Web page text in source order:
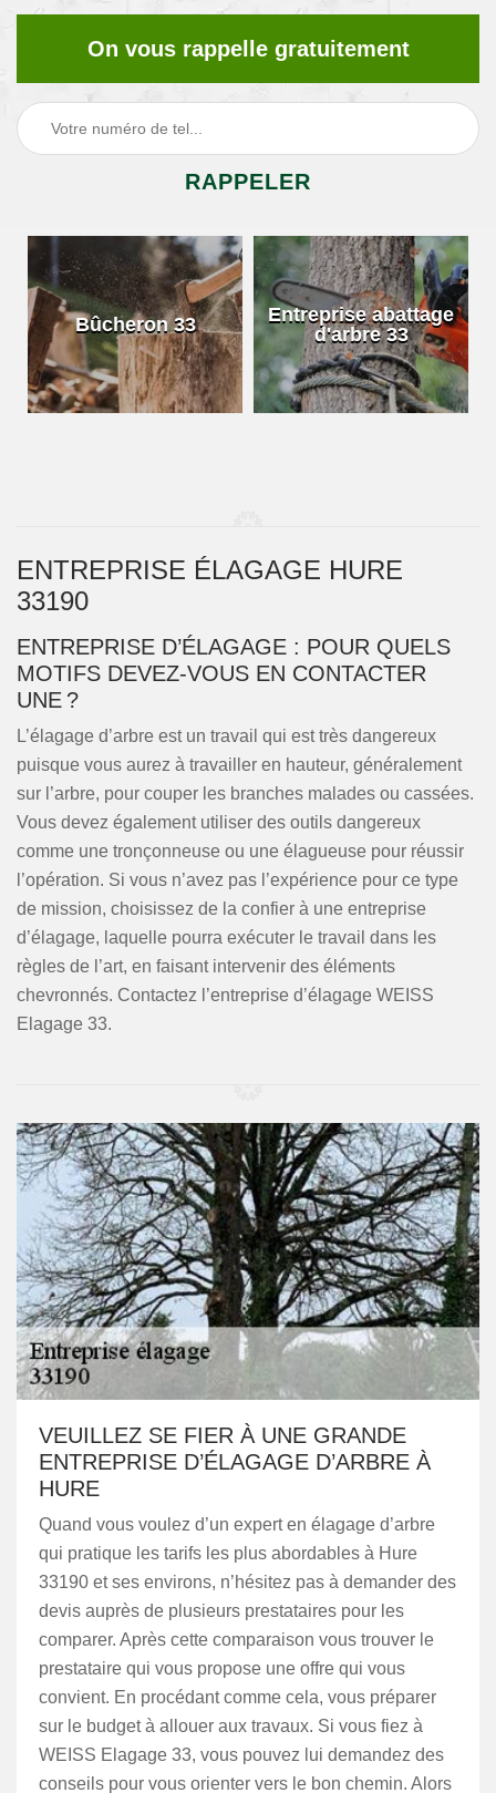
On vous rappelle gratuitement
Bûcheron 33
Entreprise abattage
d'arbre 33
ENTREPRISE ÉLAGAGE HURE
33190
ENTREPRISE D’ÉLAGAGE : POUR QUELS
MOTIFS DEVEZ-VOUS EN CONTACTER
UNE ?
L’élagage d’arbre est un travail qui est très dangereux
puisque vous aurez à travailler en hauteur, généralement
sur l’arbre, pour couper les branches malades ou cassées.
Vous devez également utiliser des outils dangereux
comme une tronçonneuse ou une élagueuse pour réussir
l’opération. Si vous n’avez pas l’expérience pour ce type
de mission, choisissez de la confier à une entreprise
d’élagage, laquelle pourra exécuter le travail dans les
règles de l’art, en faisant intervenir des éléments
chevronnés. Contactez l’entreprise d’élagage WEISS
Elagage 33.
VEUILLEZ SE FIER À UNE GRANDE
ENTREPRISE D’ÉLAGAGE D’ARBRE À
HURE
Quand vous voulez d’un expert en élagage d’arbre
qui pratique les tarifs les plus abordables à Hure
33190 et ses environs, n’hésitez pas à demander des
devis auprès de plusieurs prestataires pour les
comparer. Après cette comparaison vous trouver le
prestataire qui vous propose une offre qui vous
convient. En procédant comme cela, vous préparer
sur le budget à allouer aux travaux. Si vous fiez à
WEISS Elagage 33, vous pouvez lui demandez des
conseils pour vous orienter vers le bon chemin. Alors